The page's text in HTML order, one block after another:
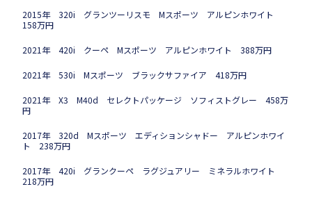
2015年 320i グランツーリスモ Mスポーツ アルピンホワイト
158万円
2021年 420i クーペ Mスポーツ アルピンホワイト 388万円
2021年 530i Mスポーツ ブラックサファイア 418万円
2021年 X3 M40d セレクトパッケージ ソフィストグレー 458万
円
2017年 320d Mスポーツ エディションシャドー アルピンホワイ
ト 238万円
2017年 420i グランクーペ ラグジュアリー ミネラルホワイト
218万円